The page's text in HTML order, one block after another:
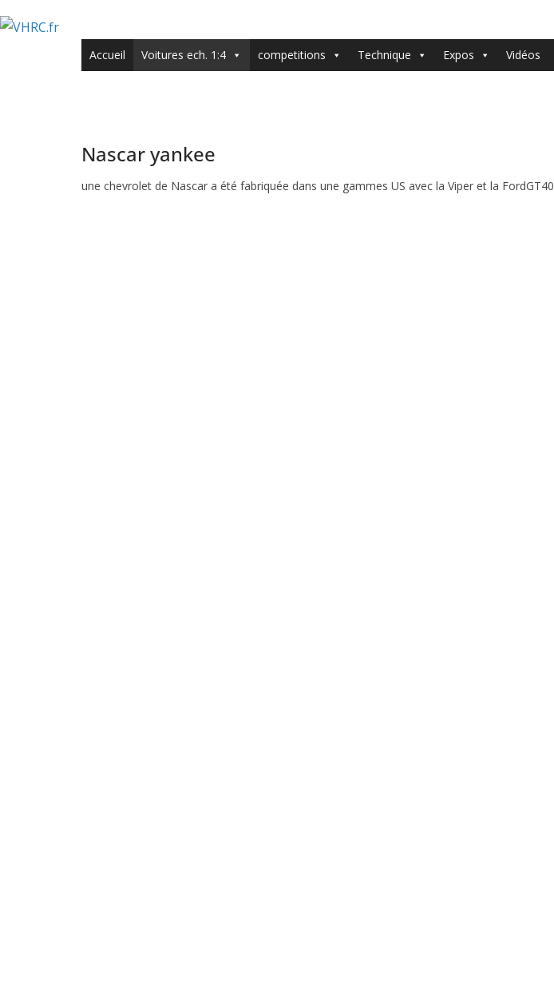
Accueil Voitures ech. 1:4 competitions Technique Expos Vidéos
Nascar yankee
une chevrolet de Nascar a été fabriquée dans une gammes US avec la Viper et la FordGT40